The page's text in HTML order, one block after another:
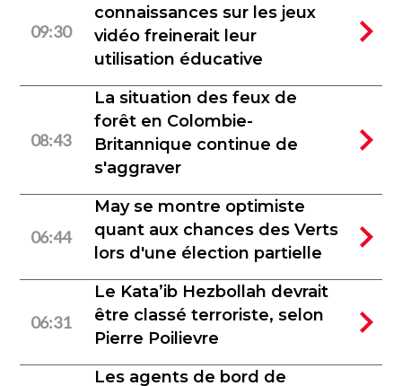
09:30
connaissances sur les jeux
vidéo freinerait leur
utilisation éducative
08:43
La situation des feux de
forêt en Colombie-
Britannique continue de
s'aggraver
06:44
May se montre optimiste
quant aux chances des Verts
lors d'une élection partielle
06:31
Le Kata’ib Hezbollah devrait
être classé terroriste, selon
Pierre Poilievre
Les agents de bord de